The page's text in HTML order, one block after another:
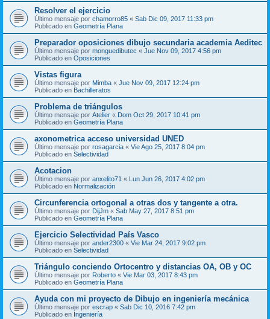
Resolver el ejercicio
Último mensaje por chamorro85 « Sab Dic 09, 2017 11:33 pm
Publicado en Geometría Plana
Preparador oposiciones dibujo secundaria academia Aeditec
Último mensaje por monguedibutec « Jue Nov 09, 2017 4:56 pm
Publicado en Oposiciones
Vistas figura
Último mensaje por Mimba « Jue Nov 09, 2017 12:24 pm
Publicado en Bachilleratos
Problema de triángulos
Último mensaje por Atelier « Dom Oct 29, 2017 10:41 pm
Publicado en Geometría Plana
axonometrica acceso universidad UNED
Último mensaje por rosagarcia « Vie Ago 25, 2017 8:04 pm
Publicado en Selectividad
Acotacion
Último mensaje por anxelito71 « Lun Jun 26, 2017 4:02 pm
Publicado en Normalización
Circunferencia ortogonal a otras dos y tangente a otra.
Último mensaje por DijJm « Sab May 27, 2017 8:51 pm
Publicado en Geometría Plana
Ejercicio Selectividad País Vasco
Último mensaje por ander2300 « Vie Mar 24, 2017 9:02 pm
Publicado en Selectividad
Triángulo conciendo Ortocentro y distancias OA, OB y OC
Último mensaje por Roberto « Vie Mar 03, 2017 8:43 pm
Publicado en Geometría Plana
Ayuda con mi proyecto de Dibujo en ingeniería mecánica
Último mensaje por escrap « Sab Dic 10, 2016 7:42 pm
Publicado en Ingeniería